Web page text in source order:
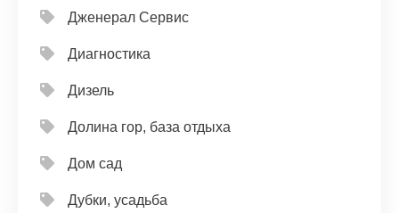
Дженерал Сервис
Диагностика
Дизель
Долина гор, база отдыха
Дом сад
Дубки, усадьба